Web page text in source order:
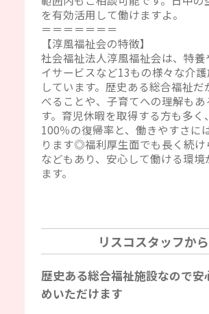
を有効活用して働けますよ。
＝＝＝＝＝＝＝
【淳風福祉会の特徴】
社会福祉法人淳風福祉会は、特養
イサービスなど13もの様々な介
しています。歴史ある総合福祉だ
べることや、子育てへの理解もあ
す。育児休暇を取得する方も多く
100％の復帰率と、働きやすさに
ります◎福利厚生面でも長く続け
などもあり、安心して働ける環境
ます。
リスコスタッフから
歴史ある総合福祉施設なので安
めいただけます